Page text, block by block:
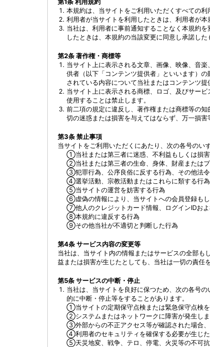
本規約は、当サイトをご利用いただくすべての
利用者が当サイトを利用したときは、利用者が
当社は、利用者に事前通知することなく本規約
したときは、本規約の当該変更に同意し承諾し
第2条 著作権・商標等
当サイト上に表示される文章、画像、映像、音
供者（以下「コンテンツ提供者」といいます）
されている内容について当社またはコンテンツ
当サイト上に表示される商標、ロゴ、及びサー
使用することは禁止します。
前二項の規定に違反し、著作権または商標等の
切の迷惑または損害を与えてはならず、万一損
第3条 禁止事項
当サイトをご利用いただくにあたり、次の各号のい
①当社または第三者に迷惑、不利益もしくは損
②当社または第三者の生命、身体、財産または
③犯罪行為、公序良俗に反する行為、その他法
④選挙活動、宗教活動またはこれらに類する行為
⑤当サイトの運営を妨害する行為
⑥虚偽の情報により、当サイトへの会員登録も
⑦他人のクレジットカード情報、ログインIDお
⑧本規約に違反する行為
⑨その他当社が不適切と判断した行為
第4条 サービス内容の変更等
当社は、当サイト内の情報またはサービスの全部
益または損害が生じたとしても、当社は一切の責任
第5条 サービスの中断・停止
当社は、当サイトを良好に保つため、次の各号
的に中断・停止等をすることがあります。
①当サイトの定期保守点検または緊急保守点検を
②システムまたはネットワークに障害が発生し
③外部からの不正アクセス等が確認された場合
④利用者のセキュリティを確保する必要が生じた
⑤天災地変、戦争、テロ、停電、火災等の不可